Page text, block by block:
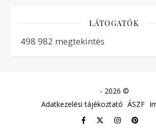
LÁTOGATÓK
498 982 megtekintés
- 2026 ©
Adatkezelési tájékoztató ÁSZF